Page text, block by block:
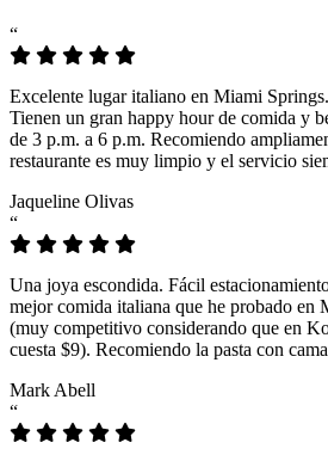
“
Excelente lugar italiano en Miami
Tienen un gran happy hour de comida y
de 3 p.m. a 6 p.m. Recomiendo
restaurante es muy limpio y el servicio
Jaqueline Olivas
“
Una joya escondida. Fácil
mejor comida italiana que he probado en
(muy competitivo considerando que en
cuesta $9). Recomiendo la pasta con
Mark Abell
“